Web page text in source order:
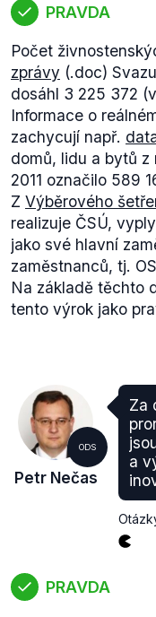
zemí, u kterých
2012. Z nich
ve třetím kvartálu
vykazuje nárůst, 8
stagnaci.
Vidíme tedy, že
nezaměstnanosti
zcela jednoznačný
obtížně určitelný.
práce rostou.
v celé Evropě", je
tohoto slovního
předložených dat)
výroku na našem
PRAVDA
Počet
zprávy (.doc)
dosáhl 3 225 372
Informace o
zachycují např.
domů, lidu a bytů z
2011 označilo 589
Z Výběrového
realizuje ČSÚ,
jako své hlavní
zaměstnanců, tj.
Na základě těchto
tento výrok jako
ODS
Petr Nečas
Za
a
PRAVDA